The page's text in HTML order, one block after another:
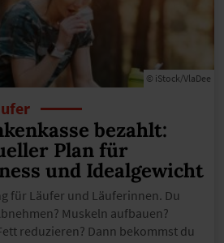
© iStock/VlaDee
bezahlt:
Plan für
und Idealgewicht
für Läufer und Läuferinnen. Du
Muskeln aufbauen?
reduzieren? Dann bekommst du